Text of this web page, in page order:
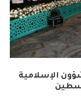
الدولي الـ36 للشؤون الإسلامية